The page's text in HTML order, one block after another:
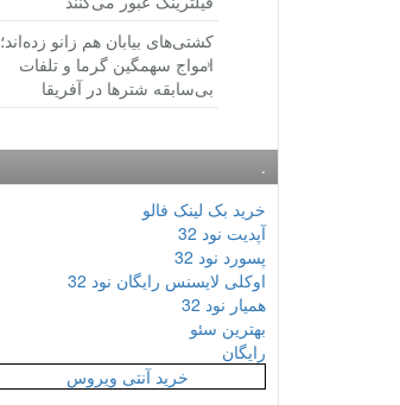
کشتی‌های بیابان هم زانو زده‌اند؛
امواج سهمگین گرما و تلفات
بی‌سابقه شترها در آفریقا
.
خرید بک لینک فالو
آپدیت نود 32
پسورد نود 32
اوکلی لایسنس رایگان نود 32
همیار نود 32
بهترین سئو
رایگان
خرید آنتی ویروس